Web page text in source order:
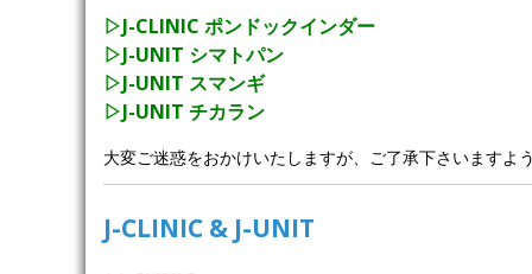
▷J-CLINIC ポンドックインダー
▷J-UNIT シマトパン
▷J-UNIT スマンギ
▷J-UNIT チカラン
大変ご迷惑をおかけいたしますが、ご了承下さいますよ
J-CLINIC & J-UNIT